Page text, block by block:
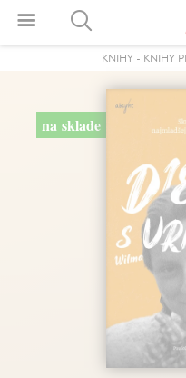
KNIHY - KNIHY
na sklade